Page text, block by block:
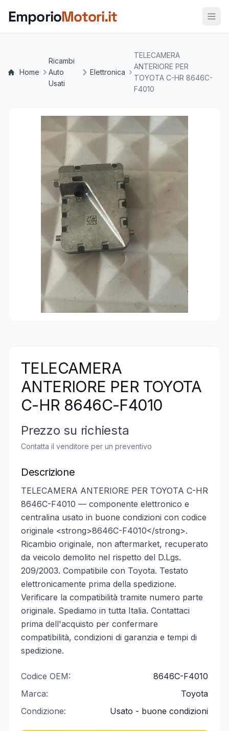
EmporioMotori.it
Home
Ricambi
Auto
Usati
Elettronica
TELECAMERA
ANTERIORE PER
TOYOTA C-HR 8646C-
F4010
TELECAMERA
ANTERIORE PER TOYOTA
C-HR 8646C-F4010
Prezzo su richiesta
Contatta il venditore per un preventivo
Descrizione
TELECAMERA ANTERIORE PER TOYOTA C-HR
8646C-F4010 — componente elettronico e
centralina usato in buone condizioni con codice
originale <strong>8646C-F4010</strong>.
Ricambio originale, non aftermarket, recuperato
da veicolo demolito nel rispetto del D.Lgs.
209/2003. Compatibile con Toyota. Testato
elettronicamente prima della spedizione.
Verificare la compatibilità tramite numero parte
originale. Spediamo in tutta Italia. Contattaci
prima dell'acquisto per confermare
compatibilità, condizioni di garanzia e tempi di
spedizione.
Codice OEM:
8646C-F4010
Marca:
Toyota
Condizione:
Usato - buone condizioni